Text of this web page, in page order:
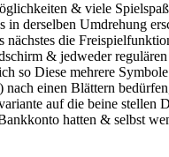
& viele
in derselben Umdrehung
nächstes die
& jedweder
so Diese mehrere
einen Blättern
auf die beine stellen
hatten & selbst